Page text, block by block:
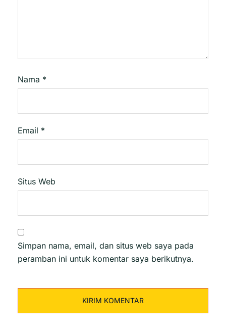
Nama *
Email *
Situs Web
Simpan nama, email, dan situs web saya pada
peramban ini untuk komentar saya berikutnya.